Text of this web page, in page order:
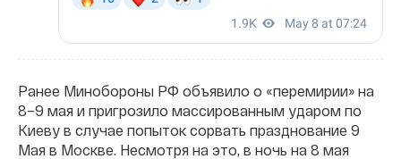
Ранее Минобороны РФ объявило о «перемирии» на
8–9 мая и пригрозило массированным ударом по
Киеву в случае попыток сорвать празднование 9
Мая в Москве. Несмотря на это, в ночь на 8 мая